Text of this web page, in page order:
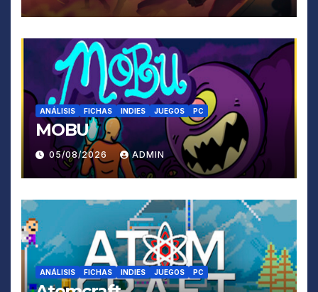
ANÁLISIS FICHAS INDIES JUEGOS PC
MOBU
05/08/2026 ADMIN
ANÁLISIS FICHAS INDIES JUEGOS PC